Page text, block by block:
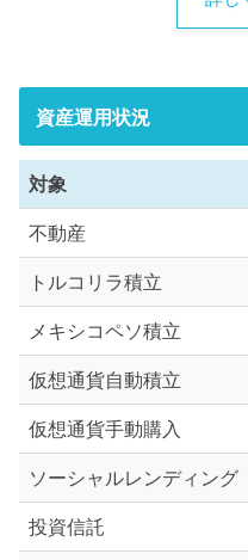
資産運用状況
対象
不動産
トルコリラ積立
メキシコペソ積立
仮想通貨自動積立
仮想通貨手動購入
ソーシャルレンディング
投資信託